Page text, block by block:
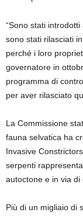
“Sono stati
sono stati rilasciati
perché i loro
governatore in
programma di
per aver rilasciato
La Commissione
fauna selvatica ha
Invasive
serpenti
autoctone e in via di
Più di un migliaio di